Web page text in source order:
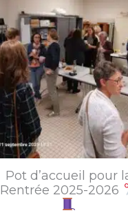
Pot d’accueil pour
Rentrée 2025-2026